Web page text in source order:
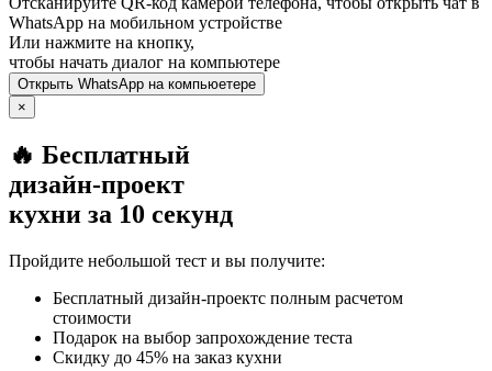
WhatsApp на мобильном устройстве
Или нажмите на кнопку,
чтобы начать диалог на компьютере
Открыть WhatsApp на компьюетере
×
🔥 Бесплатный
дизайн-проект
кухни за 10 секунд
Пройдите небольшой тест и вы получите:
Бесплатный дизайн-проектс полным расчетом
стоимости
Подарок на выбор запрохождение теста
Скидку до 45% на заказ кухни